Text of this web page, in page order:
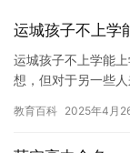
运城孩子不上学
运城孩子不上学能
想，但对于另一些
然上…
教育百科 2025年4月